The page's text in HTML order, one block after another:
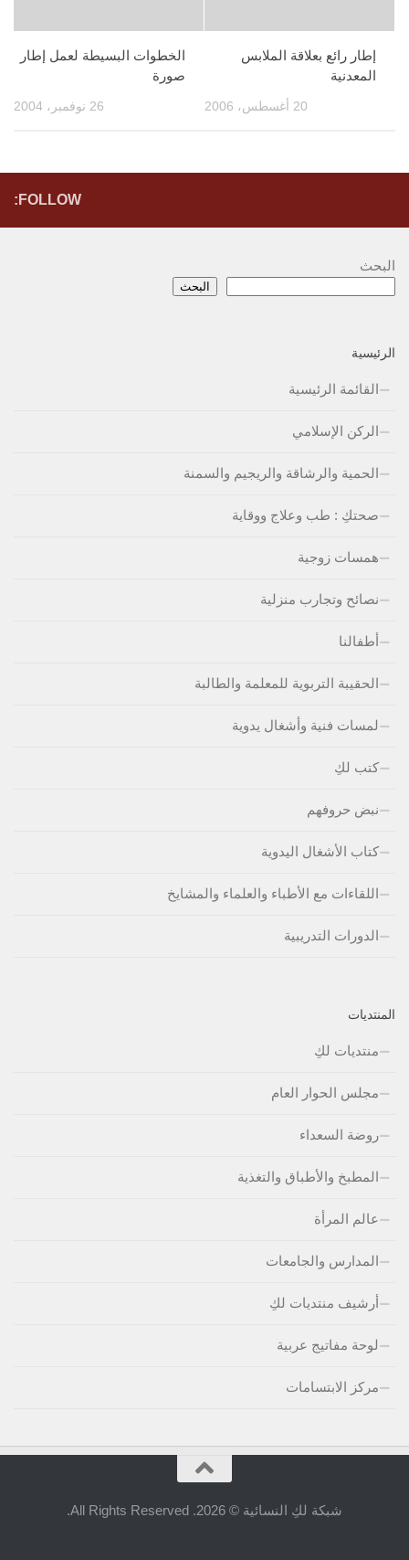
الخطوات البسيطة لعمل إطار
صورة
26 نوفمبر، 2004
إطار رائع بعلاقة الملابس
المعدنية
20 أغسطس، 2006
FOLLOW:
البحث
البحث
الرئيسية
القائمة الرئيسية
الركن الإسلامي
الحمية والرشاقة والريجيم والسمنة
صحتكِ : طب وعلاج ووقاية
همسات زوجية
نصائح وتجارب منزلية
أطفالنا
الحقيبة التربوية للمعلمة والطالبة
لمسات فنية وأشغال يدوية
كتب لكِ
نبض حروفهم
كتاب الأشغال اليدوية
اللقاءات مع الأطباء والعلماء والمشايخ
الدورات التدريبية
المنتديات
منتديات لكِ
مجلس الحوار العام
روضة السعداء
المطبخ والأطباق والتغذية
عالم المرأة
المدارس والجامعات
أرشيف منتديات لكِ
لوحة مفاتيج عربية
مركز الابتسامات
شبكة لكِ النسائية © 2026. All Rights Reserved.